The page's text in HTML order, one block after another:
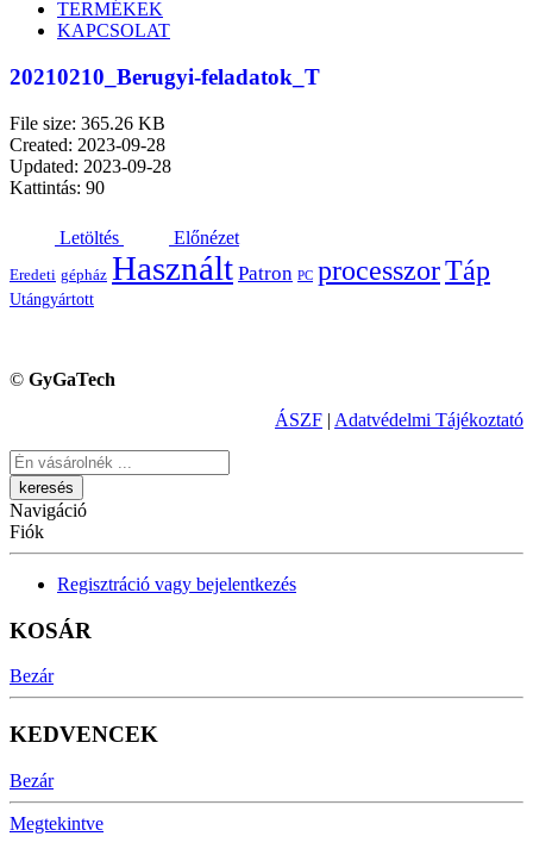
TERMÉKEK
KAPCSOLAT
20210210_Berugyi-feladatok_T
File size: 365.26 KB
Created: 2023-09-28
Updated: 2023-09-28
Kattintás: 90
Letöltés Előnézet
Eredeti gépház Használt Patron PC processzorTáp
Utángyártott
© GyGaTech
ÁSZF | Adatvédelmi Tájékoztató
Keresés
Navigáció
Fiók
Regisztráció vagy bejelentkezés
KOSÁR
Bezár
KEDVENCEK
Bezár
Megtekintve